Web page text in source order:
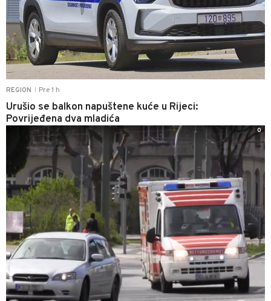
REGION Pre 1 h
Urušio se balkon napuštene kuće u Rijeci:
Povrijeđena dva mladića
0